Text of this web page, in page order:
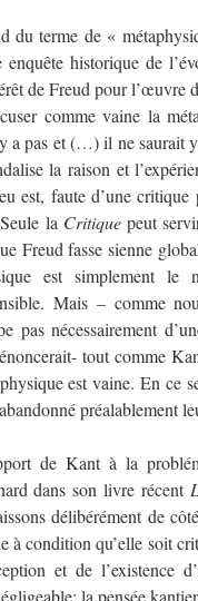
du terme de «
historique de
de Freud pour l’œuvre
comme vaine la
a pas et (…) il ne saurait
la raison et
est, faute d’une
la Critiquepeut
Freud fasse sienne
est simplement le
Mais – comme
pas nécessairement
tout comme
est vaine. En ce
préalablement
de Kant à la
dans son livre récent
délibérément de
condition qu’elle soit
et de l’existence
la pensée